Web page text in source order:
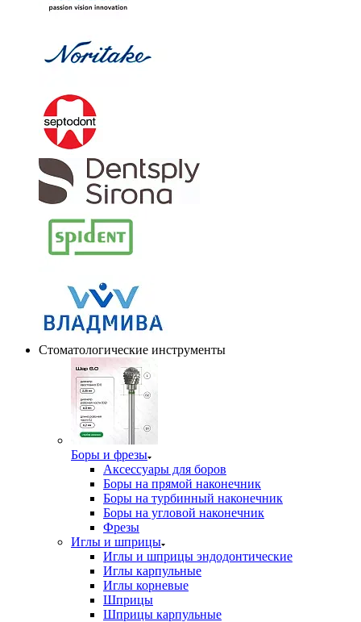
Стоматологические инструменты
Боры и фрезы
Аксессуары для боров
Боры на прямой наконечник
Боры на турбинный наконечник
Боры на угловой наконечник
Фрезы
Иглы и шприцы
Иглы и шприцы эндодонтические
Иглы карпульные
Иглы корневые
Шприцы
Шприцы карпульные